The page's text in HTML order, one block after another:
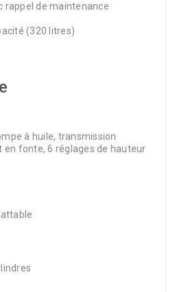
rappel de maintenance
(320 litres)
à huile, transmission
en fonte, 6 réglages de hauteur